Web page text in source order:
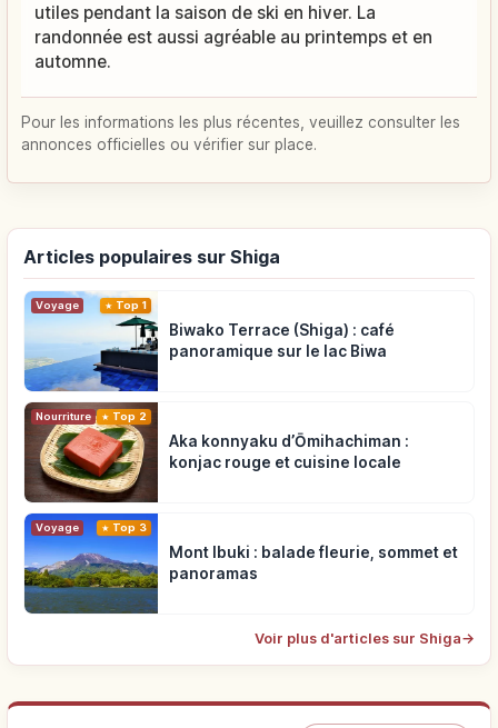
utiles pendant la saison de ski en hiver. La
randonnée est aussi agréable au printemps et en
automne.
Pour les informations les plus récentes, veuillez consulter les
annonces officielles ou vérifier sur place.
Articles populaires sur Shiga
Voyage Top 1
Biwako Terrace (Shiga) : café
panoramique sur le lac Biwa
Nourriture Top 2
Aka konnyaku d’Ōmihachiman :
konjac rouge et cuisine locale
Voyage Top 3
Mont Ibuki : balade fleurie, sommet et
panoramas
Voir plus d'articles sur Shiga→